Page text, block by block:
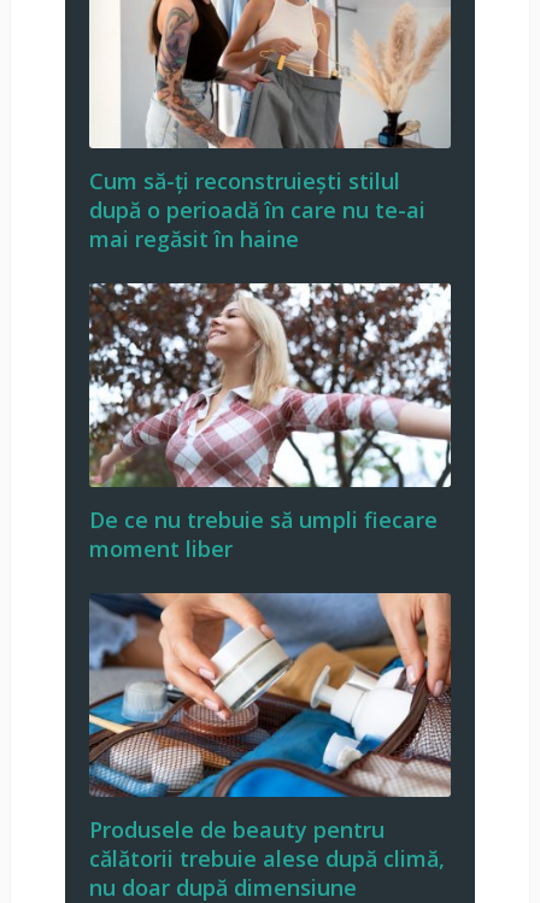
Cum să-ți reconstruiești stilul
după o perioadă în care nu te-ai
mai regăsit în haine
De ce nu trebuie să umpli fiecare
moment liber
Produsele de beauty pentru
călătorii trebuie alese după climă,
nu doar după dimensiune